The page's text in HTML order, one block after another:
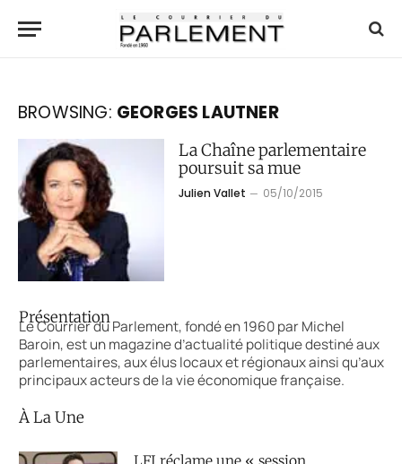
BROWSING: GEORGES LAUTNER
La Chaîne parlementaire
poursuit sa mue
Julien Vallet 05/10/2015
Présentation
Le Courrier du Parlement, fondé en 1960 par Michel
Baroin, est un magazine d’actualité politique destiné aux
parlementaires, aux élus locaux et régionaux ainsi qu’aux
principaux acteurs de la vie économique française.
À La Une